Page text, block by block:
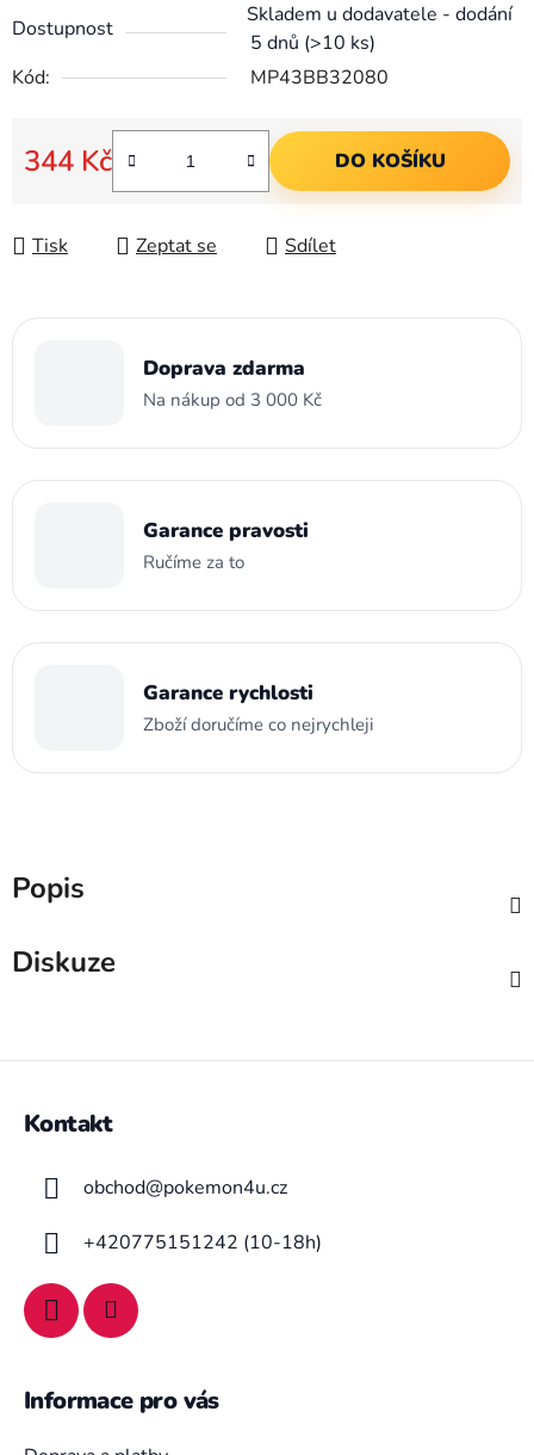
Dostupnost
Skladem u dodavatele - dodání
5 dnů (>10 ks)
Kód:
MP43BB32080
344 Kč
Měrná cena:
DO KOŠÍKU
Tisk Zeptat se Sdílet
Doprava zdarma
Na nákup od 3 000 Kč
Garance pravosti
Ručíme za to
Garance rychlosti
Zboží doručíme co nejrychleji
Popis
Diskuze
Kontakt
obchod@pokemon4u.cz
+420775151242 (10-18h)
Informace pro vás